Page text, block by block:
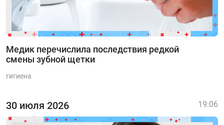
Медик перечислила последствия редкой
смены зубной щетки
гигиена
30 июля 2026 19:06